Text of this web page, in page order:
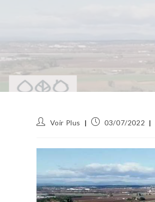
Auteur/autrice
publication :
Voir Plus
Publication
03/07/2022